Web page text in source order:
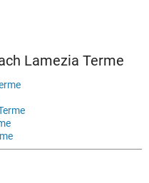
Lamezia Terme